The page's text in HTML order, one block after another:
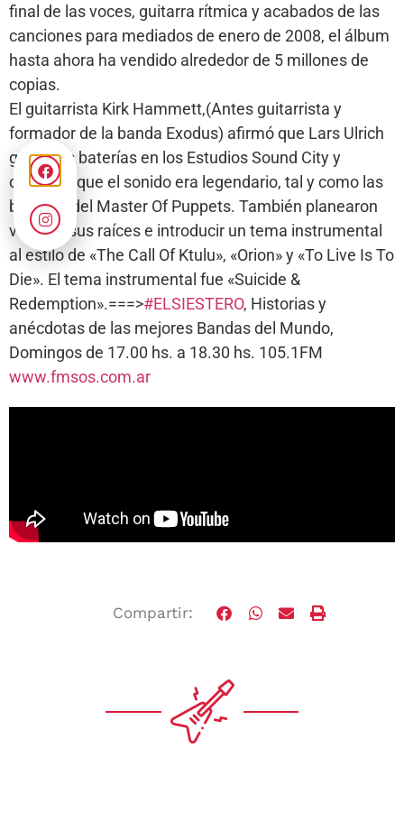
final de las voces, guitarra rítmica y acabados de las
canciones para mediados de enero de 2008, el álbum
hasta ahora ha vendido alrededor de 5 millones de
copias.
El guitarrista Kirk Hammett,(Antes guitarrista y
formador de la banda Exodus) afirmó que Lars Ulrich
grabó las baterías en los Estudios Sound City y
comentó que el sonido era legendario, tal y como las
baterías del Master Of Puppets. También planearon
volver a sus raíces e introducir un tema instrumental
al estilo de «The Call Of Ktulu», «Orion» y «To Live Is To
Die». El tema instrumental fue «Suicide &
Redemption».===>#ELSIESTERO, Historias y
anécdotas de las mejores Bandas del Mundo,
Domingos de 17.00 hs. a 18.30 hs. 105.1FM
www.fmsos.com.ar
Compartir: